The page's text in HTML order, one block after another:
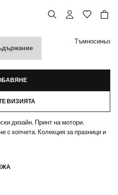
Тъмносиньо
ВИЗИЯТА
дизайн. Принт на мотори.
с копчета. Колекция за празници и